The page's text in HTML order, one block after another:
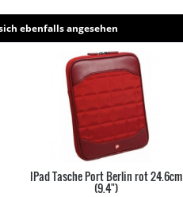
ebenfalls angesehen
IPad Tasche Port Berlin rot 24.6cm
(9.4")